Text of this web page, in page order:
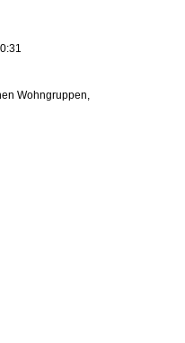
Wohngruppen,